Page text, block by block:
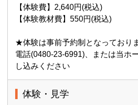
【体験費】2,640円(税込)
【体験教材費】550円(税込)
★体験は事前予約制となっておりま
電話(0480-23-6991)、または当ホ
し込みください
体験・見学